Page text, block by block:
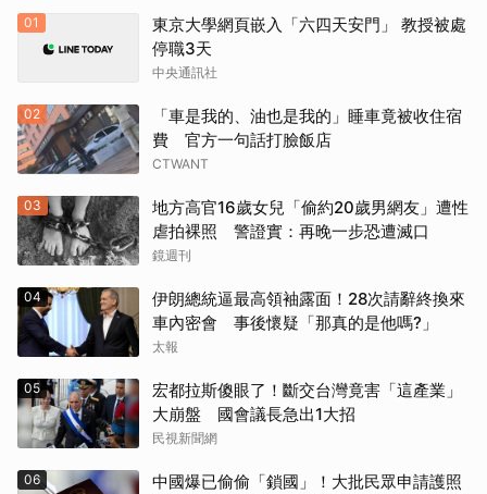
01
東京大學網頁嵌入「六四天安門」 教授被處
停職3天
中央通訊社
02
「車是我的、油也是我的」睡車竟被收住宿
費 官方一句話打臉飯店
CTWANT
03
地方高官16歲女兒「偷約20歲男網友」遭性
虐拍裸照 警證實：再晚一步恐遭滅口
鏡週刊
04
伊朗總統逼最高領袖露面！28次請辭終換來
車內密會 事後懷疑「那真的是他嗎?」
太報
05
宏都拉斯傻眼了！斷交台灣竟害「這產業」
大崩盤 國會議長急出1大招
民視新聞網
06
中國爆已偷偷「鎖國」！大批民眾申請護照